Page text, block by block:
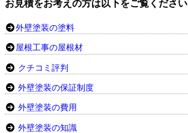
お見積をお考えの方は以下をご覧ください
外壁塗装の塗料
屋根工事の屋根材
クチコミ評判
外壁塗装の保証制度
外壁塗装の費用
外壁塗装の知識